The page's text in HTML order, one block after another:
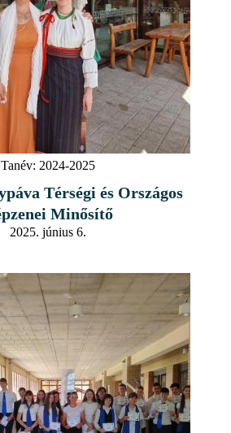
Tanév: 2024-2025
Térségi és Országos
Minősítő
2025. június 6.